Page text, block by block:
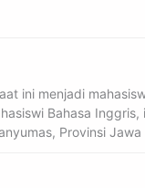
ini menjadi
Bahasa
Provinsi